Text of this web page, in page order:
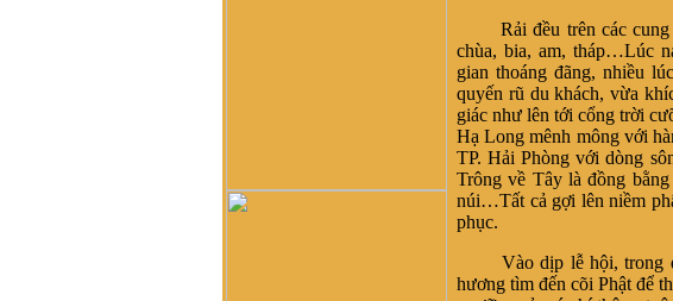
kết này. Mong một ngày sẽ
có cây phả hệ để mọi con
Rải đều trên các cung
chùa, bia, am, tháp…Lúc
gian thoáng đãng, nhiều
quyến rũ du khách, vừa
giác như lên tới cổng trời
Hạ Long mênh mông với
TP. Hải Phòng với dòng
Trông về Tây là đồng
núi…Tất cả gợi lên niềm
phục.
Vào dịp lễ hội, trong
hương tìm đến cõi Phật để